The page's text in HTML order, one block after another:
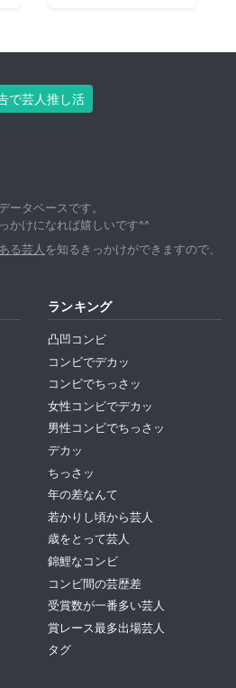
で芸人推し活
ータベースです。
かけになれば嬉しいです^^
る芸人 を知るきっかけができますので、
ランキング
凸凹コンビ
コンビでデカッ
コンビでちっさッ
女性コンビでデカッ
男性コンビでちっさッ
デカッ
ちっさッ
年の差なんて
若かりし頃から芸人
歳をとって芸人
錦鯉なコンビ
コンビ間の芸歴差
受賞数が一番多い芸人
賞レース最多出場芸人
タグ